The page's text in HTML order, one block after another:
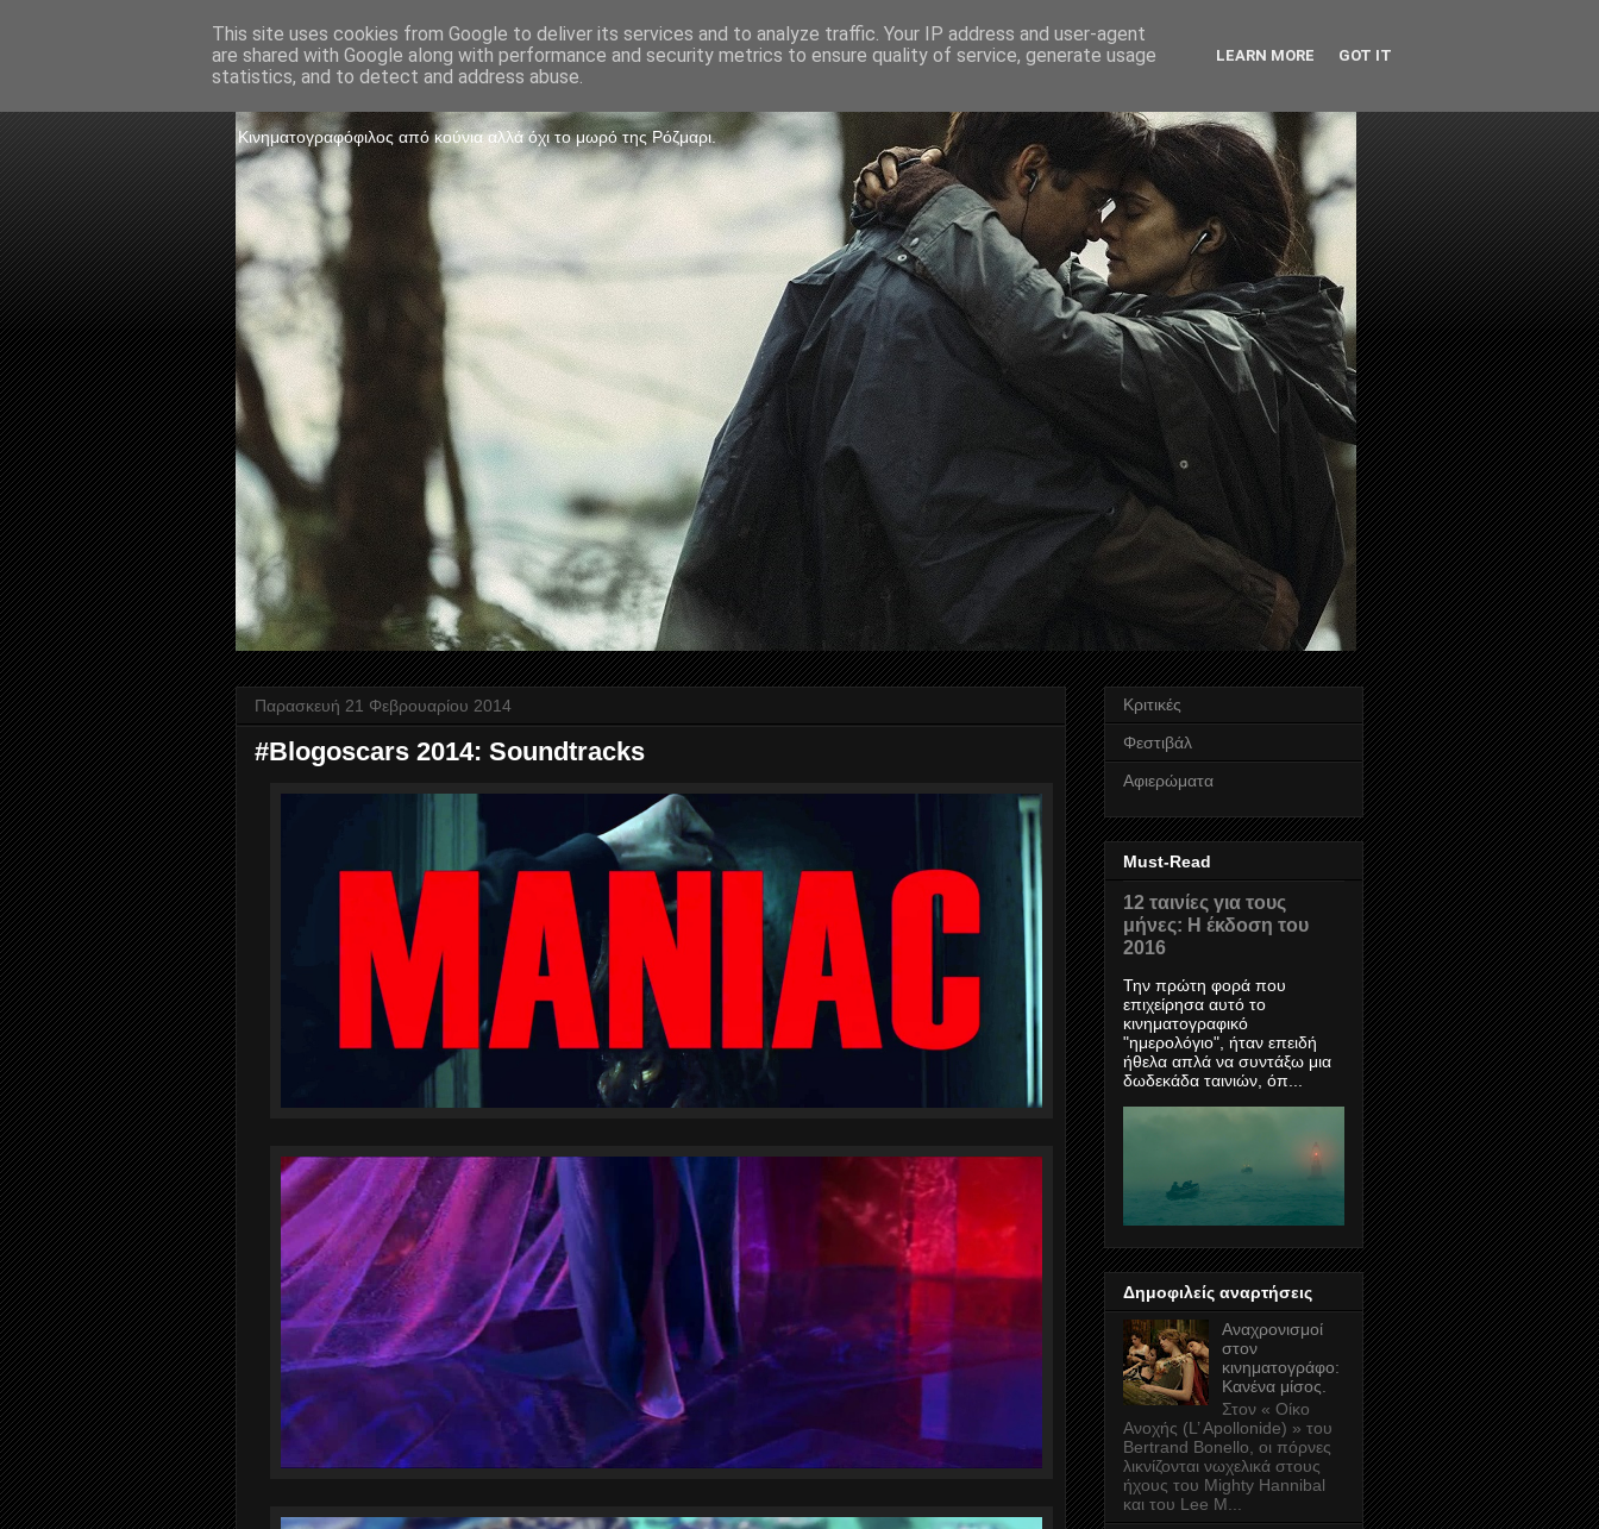
The Frame Game
Κινηματογραφόφιλος από κούνια αλλά όχι το μωρό της Ρόζμαρι.
Παρασκευή 21 Φεβρουαρίου 2014
#Blogoscars 2014: Soundtracks
Κριτικές
Φεστιβάλ
Αφιερώματα
Must-Read
12 ταινίες για τους
μήνες: Η έκδοση του
2016
Την πρώτη φορά που
επιχείρησα αυτό το
κινηματογραφικό
"ημερολόγιο", ήταν επειδή
ήθελα απλά να συντάξω μια
δωδεκάδα ταινιών, όπ...
Δημοφιλείς αναρτήσεις
Αναχρονισμοί
στον
κινηματογράφο:
Κανένα μίσος.
Στον « Οίκο
Ανοχής (L’ Apollonide) » του
Bertrand Bonello, οι πόρνες
λικνίζονται νωχελικά στους
ήχους του Mighty Hannibal
και του Lee M...
This site uses cookies from Google to deliver its services and to analyze traffic. Your IP address and user-agent
are shared with Google along with performance and security metrics to ensure quality of service, generate usage
statistics, and to detect and address abuse.
LEARN MORE GOT IT